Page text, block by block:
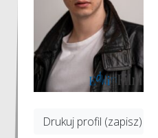
Drukuj profil (zapisz)